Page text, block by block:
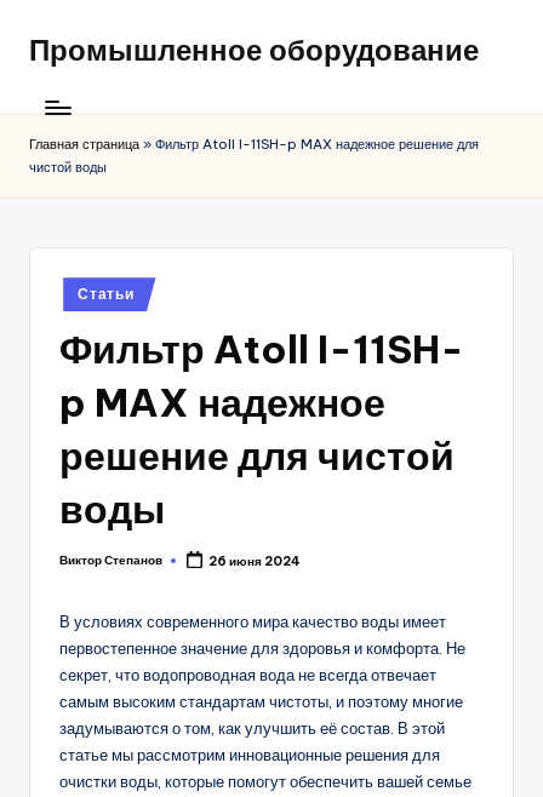
Промышленное оборудование
Главная страница » Фильтр Atoll I-11SH-p MAX надежное решение для
чистой воды
Posted
in
Статьи
Фильтр Atoll I-11SH-
p MAX надежное
решение для чистой
воды
Posted
Виктор Степанов 26 июня 2024
В условиях современного мира качество воды имеет
первостепенное значение для здоровья и комфорта. Не
секрет, что водопроводная вода не всегда отвечает
самым высоким стандартам чистоты, и поэтому многие
задумываются о том, как улучшить её состав. В этой
статье мы рассмотрим инновационные решения для
очистки воды, которые помогут обеспечить вашей семье